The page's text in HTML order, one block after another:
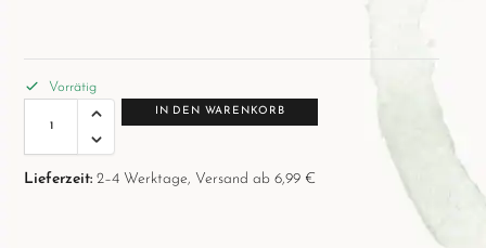
Vorrätig
IN DEN WARENKORB
Lieferzeit: 2–4 Werktage, Versand ab 6,99 €